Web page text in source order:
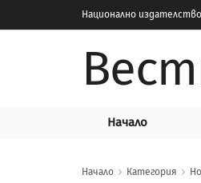
Национално издателство
Начало
Начало Категория